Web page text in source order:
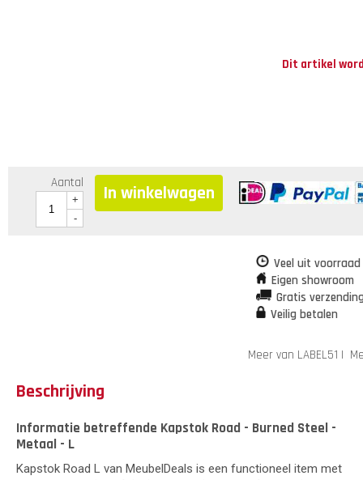
Dit artikel
Aantal
+
-
In winkelwagen
Veel uit
Eigen showroom
Gratis
Veilig betalen
Meer van LABEL51 |
Beschrijving
Informatie betreffende Kapstok Road - Burned Steel -
Metaal - L
Kapstok Road L van MeubelDeals is een functioneel item met